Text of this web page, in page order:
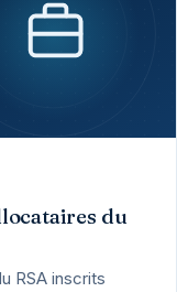
du
RSA inscrits